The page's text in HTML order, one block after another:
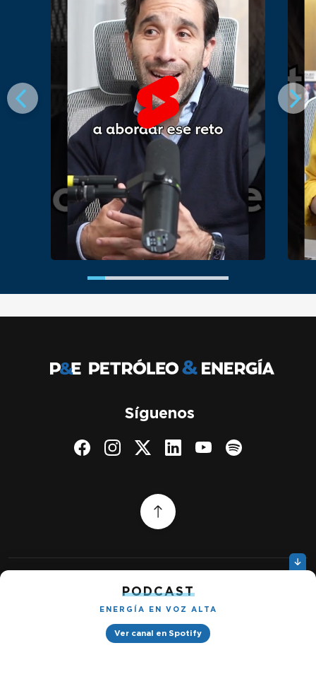
PODCAST
ENERGÍA EN VOZ ALTA
Ver canal en Spotify
Síguenos
Política de privacidad
Petróleo & Energía © 2026